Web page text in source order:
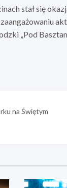
stał się
„Pod
na Świętym